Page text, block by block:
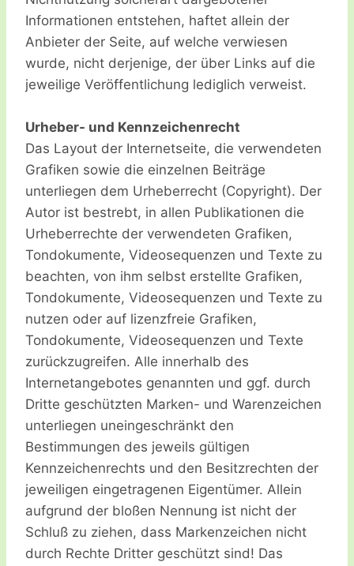
Informationen entstehen, haftet allein der
Anbieter der Seite, auf welche verwiesen
wurde, nicht derjenige, der über Links auf die
jeweilige Veröffentlichung lediglich verweist.
Urheber- und Kennzeichenrecht
Das Layout der Internetseite, die verwendeten
Grafiken sowie die einzelnen Beiträge
unterliegen dem Urheberrecht (Copyright). Der
Autor ist bestrebt, in allen Publikationen die
Urheberrechte der verwendeten Grafiken,
Tondokumente, Videosequenzen und Texte zu
beachten, von ihm selbst erstellte Grafiken,
Tondokumente, Videosequenzen und Texte zu
nutzen oder auf lizenzfreie Grafiken,
Tondokumente, Videosequenzen und Texte
zurückzugreifen. Alle innerhalb des
Internetangebotes genannten und ggf. durch
Dritte geschützten Marken- und Warenzeichen
unterliegen uneingeschränkt den
Bestimmungen des jeweils gültigen
Kennzeichenrechts und den Besitzrechten der
jeweiligen eingetragenen Eigentümer. Allein
aufgrund der bloßen Nennung ist nicht der
Schluß zu ziehen, dass Markenzeichen nicht
durch Rechte Dritter geschützt sind! Das